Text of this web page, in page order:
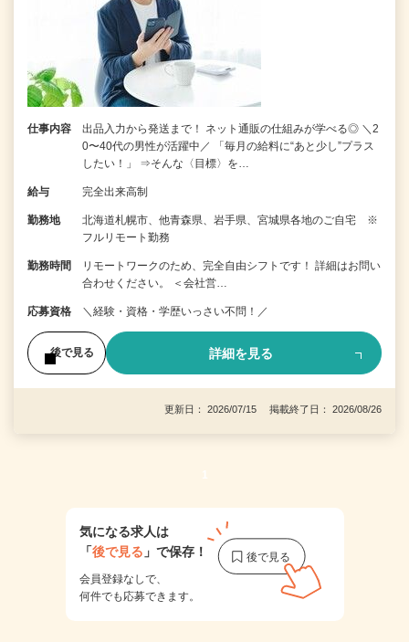
仕事内容
出品入力から発送まで！ ネット通販の仕組みが学べる◎ ＼2
0〜40代の男性が活躍中／ 「毎月の給料に“あと少し”プラス
したい！」 ⇒そんな〈目標〉を…
給与 完全出来高制
勤務地
北海道札幌市、他青森県、岩手県、宮城県各地のご自宅 ※
フルリモート勤務
勤務時間
リモートワークのため、完全自由シフトです！ 詳細はお問い
合わせください。 ＜会社営…
応募資格 ＼経験・資格・学歴いっさい不問！／
後で見る 詳細を見る
更新日： 2026/07/15 掲載終了日： 2026/08/26
1
気になる求人は
「後で見る 」で保存！
会員登録なしで、
何件でも応募できます。